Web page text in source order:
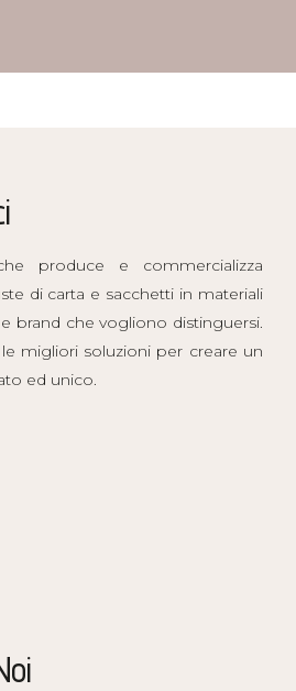
produce e commercializza
di carta e sacchetti in materiali
brand che vogliono distinguersi.
migliori soluzioni per creare un
ed unico.